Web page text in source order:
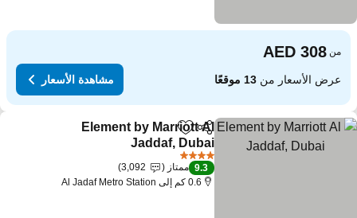
من
عرض الأسعار من13 موقعًا مشاهدة الأسعار
مشاركةAdd to favorites
Element by Marriott Al
Jaddaf, Dubai
9.3 ممتاز
3,092
0.6 كم إلى Al Jadaf Metro Station